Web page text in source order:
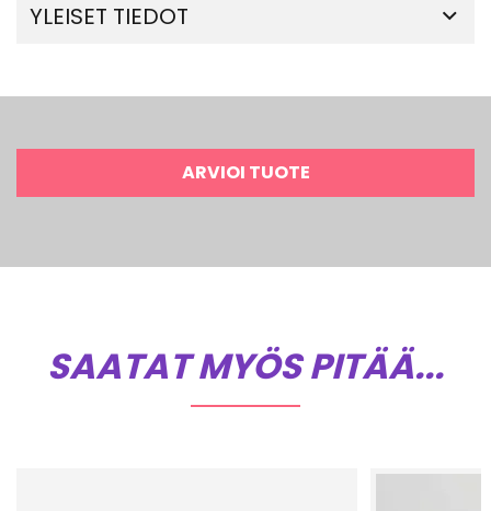
YLEISET TIEDOT
ARVIOI TUOTE
SAATAT MYÖS PITÄÄ...